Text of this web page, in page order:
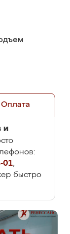
Оплата
и
01,
быстро